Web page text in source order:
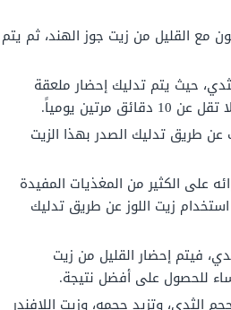
مع القليل من زيت جوز الهند، ثم يتم
حيث يتم تدليك إحضار ملعقة
يومياً.
طريق تدليك الصدر بهذا الزيت
على الكثير من المغذيات المفيدة
زيت اللوز عن طريق تدليك
فيتم إحضار القليل من زيت
للحصول على أفضل نتيجة.
الثدي، وتزيد حجمه، وزيت اللافندر